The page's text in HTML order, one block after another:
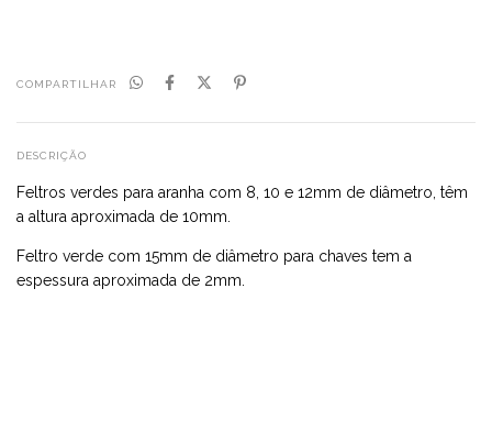
COMPARTILHAR
DESCRIÇÃO
Feltros verdes para aranha com 8, 10 e 12mm de diâmetro, têm
a altura aproximada de 10mm.
Feltro verde com 15mm de diâmetro para chaves tem a
espessura aproximada de 2mm.